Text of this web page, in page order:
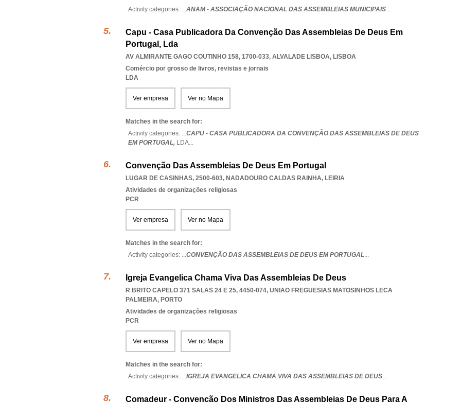
Activity categories: ...ANAM - ASSOCIAÇÃO NACIONAL DAS ASSEMBLEIAS MUNICIPAIS...
Capu - Casa Publicadora Da Convenção Das Assembleias De Deus Em
Portugal, Lda
AV ALMIRANTE GAGO COUTINHO 158, 1700-033, ALVALADE LISBOA, LISBOA
Comércio por grosso de livros, revistas e jornais
LDA
Ver empresa Ver no Mapa
Matches in the search for:
Activity categories: ...CAPU - CASA PUBLICADORA DA CONVENÇÃO DAS ASSEMBLEIAS DE DEUS
EM PORTUGAL, LDA...
Convenção Das Assembleias De Deus Em Portugal
LUGAR DE CASINHAS, 2500-603, NADADOURO CALDAS RAINHA, LEIRIA
Atividades de organizações religiosas
PCR
Ver empresa Ver no Mapa
Matches in the search for:
Activity categories: ...CONVENÇÃO DAS ASSEMBLEIAS DE DEUS EM PORTUGAL...
Igreja Evangelica Chama Viva Das Assembleias De Deus
R BRITO CAPELO 371 SALAS 24 E 25, 4450-074, UNIAO FREGUESIAS MATOSINHOS LECA
PALMEIRA, PORTO
Atividades de organizações religiosas
PCR
Ver empresa Ver no Mapa
Matches in the search for:
Activity categories: ...IGREJA EVANGELICA CHAMA VIVA DAS ASSEMBLEIAS DE DEUS...
Comadeur - Convenção Dos Ministros Das Assembleias De Deus Para A